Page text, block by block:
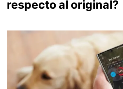
respecto al original?